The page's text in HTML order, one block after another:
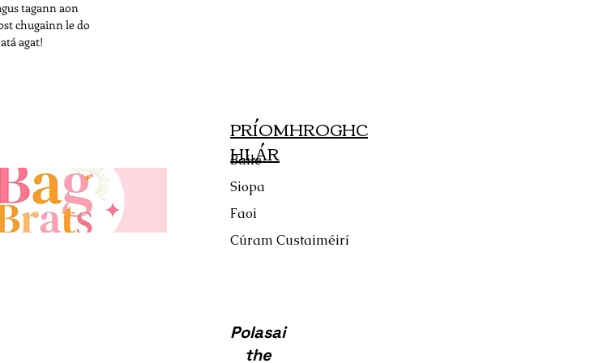
tagann aon
chugainn le do
agat!
PRÍOMHROGHC
HLÁR
Baile
Siopa
Faoi
Cúram Custaiméirí
Polasai
the